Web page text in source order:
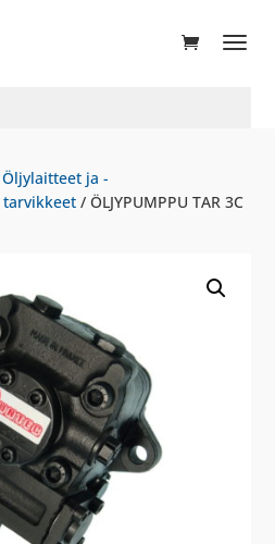
Öljylaitteet ja -
/ ÖLJYPUMPPU TAR 3C